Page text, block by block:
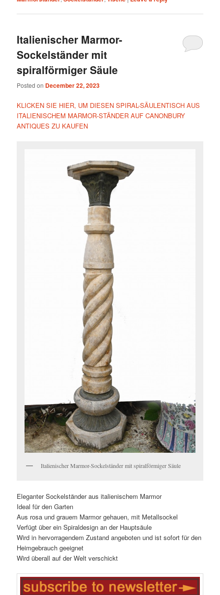
Italienischer Marmor-
Sockelständer mit
spiralförmiger Säule
Posted on December 22, 2023
KLICKEN SIE HIER, UM DIESEN SPIRAL-SÄULENTISCH AUS
ITALIENISCHEM MARMOR-STÄNDER AUF CANONBURY
ANTIQUES ZU KAUFEN
Italienischer Marmor-Sockelständer mit spiralförmiger Säule
Eleganter Sockelständer aus italienischem Marmor
Ideal für den Garten
Aus rosa und grauem Marmor gehauen, mit Metallsockel
Verfügt über ein Spiraldesign an der Hauptsäule
Wird in hervorragendem Zustand angeboten und ist sofort für den
Heimgebrauch geeignet
Wird überall auf der Welt verschickt